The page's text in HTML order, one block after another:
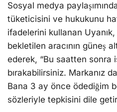
Sosyal medya
tüketicisini ve hukukunu
ifadelerini kullanan
bekletilen aracının güneş
ederek, “Bu saatten sonra
bırakabilirsiniz. Markanız
Bana 3 ay önce ödediğim
sözleriyle tepkisini dile